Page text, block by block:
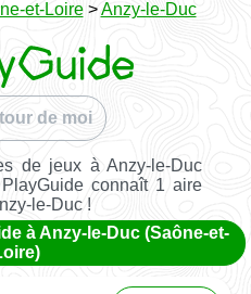
et-Loire>Anzy-le-Duc
de moi
de jeux à Anzy-le-Duc
connaît 1 aire
le-Duc !
à Anzy-le-Duc (Saône-et-